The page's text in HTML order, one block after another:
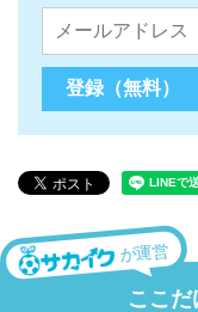
が運営
ここ